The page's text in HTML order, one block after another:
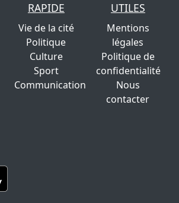
RAPIDE
Vie de la cité
Politique
Culture
Sport
Communication
UTILES
Mentions
légales
Politique de
confidentialité
Nous
contacter